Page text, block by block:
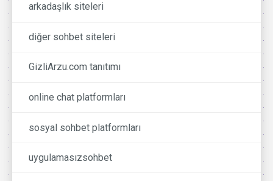
arkadaşlık siteleri
diğer sohbet siteleri
GizliArzu.com tanıtımı
online chat platformları
sosyal sohbet platformları
uygulamasızsohbet